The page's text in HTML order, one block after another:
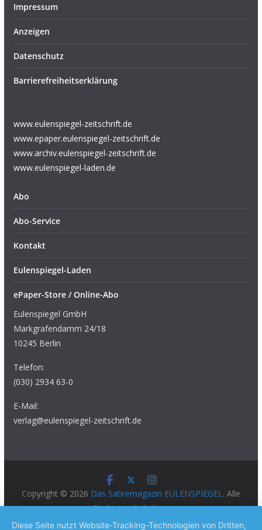
Impressum
Anzeigen
Datenschutz
Barrierefreiheitserklärung
www.eulenspiegel-zeitschrift.de
www.epaper.eulenspiegel-zeitschrift.de
www.archiv.eulenspiegel-zeitschrift.de
www.eulenspiegel-laden.de
Abo
Abo-Service
Kontakt
Eulenspiegel-Laden
ePaper-Store / Online-Abo
Eulenspiegel GmbH
Markgrafendamm 24/18
10245 Berlin
Telefon:
(030) 2934 63-0
E-Mail:
verlag@eulenspiegel-zeitschrift.de
Copyright © 2026 Das Satiremagazin EULENSPIEGEL. Alle
Rechte vorbehalten.
Theme:ColorMag Provon ThemeGrill. Präsentiert von
Diese Seite nutzt Website-Tracking-Technologien von Dritten,